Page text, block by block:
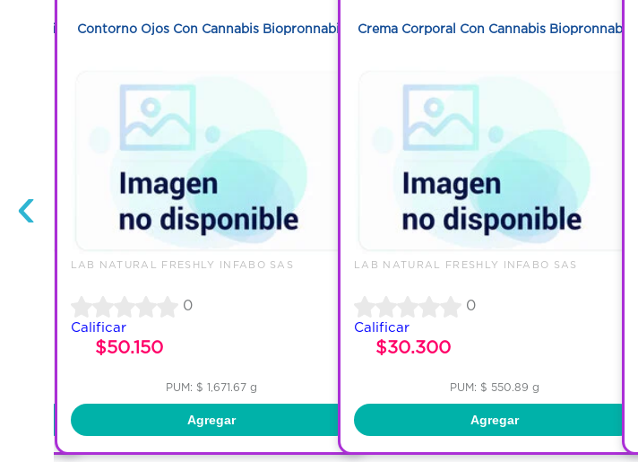
‹
Contorno Ojos Con Cannabis Biopronnabis
LAB NATURAL FRESHLY INFABO SAS
0
Calificar
$50.150
PUM: $ 1,671.67 g
Agregar
Crema Corporal Con Cannabis Biopronnabis
LAB NATURAL FRESHLY INFABO SAS
0
Calificar
$30.300
PUM: $ 550.89 g
Agregar